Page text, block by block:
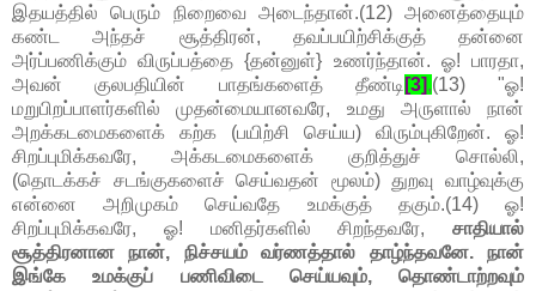
இதயத்தில் பெரும் நிறைவை அடைந்தான்.(12) அனைத்தையும்
கண்ட அந்தச் சூத்திரன், தவப்பயிற்சிக்குத் தன்னை
அர்ப்பணிக்கும் விருப்பத்தை {தன்னுள்} உணர்ந்தான். ஓ! பாரதா,
அவன் குலபதியின் பாதங்களைத் தீண்டி [3],(13) "ஓ!
மறுபிறப்பாளர்களில் முதன்மையானவரே, உமது அருளால் நான்
அறக்கடமைகளைக் கற்க (பயிற்சி செய்ய) விரும்புகிறேன். ஓ!
சிறப்புமிக்கவரே, அக்கடமைகளைக் குறித்துச் சொல்லி,
(தொடக்கச் சடங்குகளைச் செய்வதன் மூலம்) துறவு வாழ்வுக்கு
என்னை அறிமுகம் செய்வதே உமக்குத் தகும்.(14) ஓ!
சிறப்புமிக்கவரே, ஓ! மனிதர்களில் சிறந்தவரே, சாதியால்
சூத்திரனான நான், நிச்சயம் வர்ணத்தால் தாழ்ந்தவனே. நான்
இங்கே உமக்குப் பணிவிடை செய்யவும், தொண்டாற்றவும்